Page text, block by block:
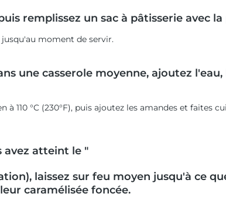
remplissez un sac à pâtisserie avec
moment de servir.
une casserole moyenne, ajoutez l'eau,
à 110 °C (230°F), puis ajoutez les amandes et faites
avez atteint le "
laissez sur feu moyen jusqu'à ce
caramélisée foncée.